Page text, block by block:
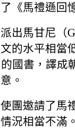
《馬禮遜
馬甘尼（
的水平相當
國書，譯
。
團邀請了
況相當不